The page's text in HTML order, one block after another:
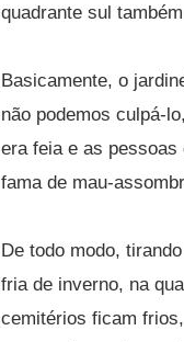
quadrante sul
Basicamente, o
não podemos culpá-
era feia e as
fama de mau-
De todo modo,
fria de inverno, na
cemitérios ficam